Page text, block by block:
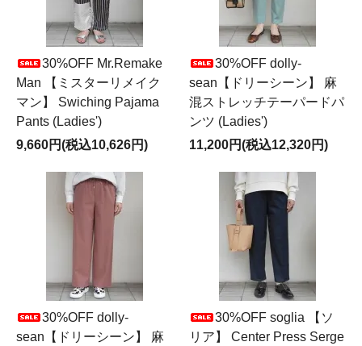
30%OFF Mr.Remake
Man 【ミスターリメイク
マン】 Swiching Pajama
Pants (Ladies')
9,660円(税込10,626円)
30%OFF dolly-
sean【ドリーシーン】 麻
混ストレッチテーパードパ
ンツ (Ladies')
11,200円(税込12,320円)
30%OFF dolly-
sean【ドリーシーン】 麻
30%OFF soglia 【ソ
リア】 Center Press Serge